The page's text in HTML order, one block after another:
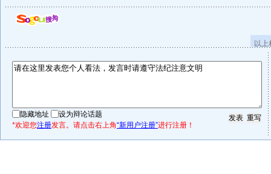
以
隐藏地址
设为辩论话题
*欢迎您注册发言。请点击右上角“新用户注册”进行注册！